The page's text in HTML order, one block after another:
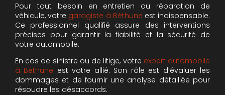
Pour tout besoin en entretien ou réparation de
véhicule, votre garagiste à Béthune est indispensable.
Ce professionnel qualifié assure des interventions
précises pour garantir la fiabilité et la sécurité de
votre automobile.
En cas de sinistre ou de litige, votre expert automobile
à Béthune est votre allié. Son rôle est d’évaluer les
dommages et de fournir une analyse détaillée pour
résoudre les désaccords.